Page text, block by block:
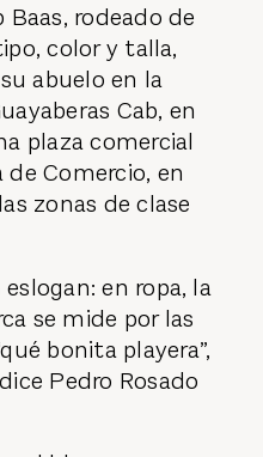
rodeado de
color y talla,
abuelo en la
Cab, en
plaza comercial
Comercio, en
zonas de clase
en ropa, la
se mide por las
bonita playera”,
Pedro Rosado